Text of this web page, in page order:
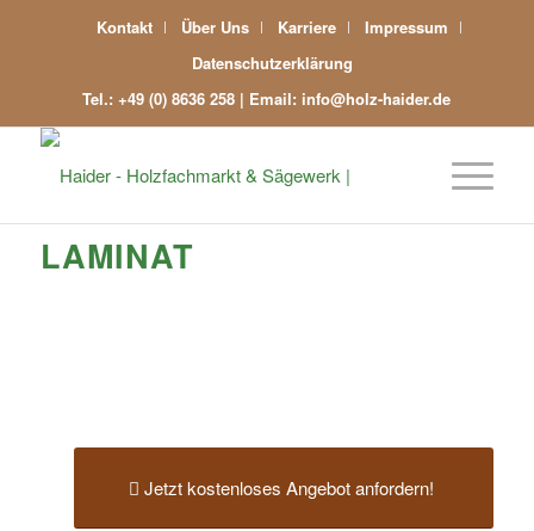
Kontakt Über Uns Karriere
Impressum
Datenschutzerklärung
Tel.: +49 (0) 8636 258 | Email: info@holz-haider.de
LAMINAT
Jetzt kostenloses Angebot anfordern!